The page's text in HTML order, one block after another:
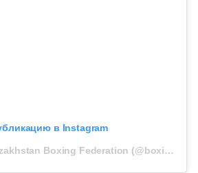
в Instagram
Публикация от Kazakhstan Boxing Federation (@boxingkazakhstan)